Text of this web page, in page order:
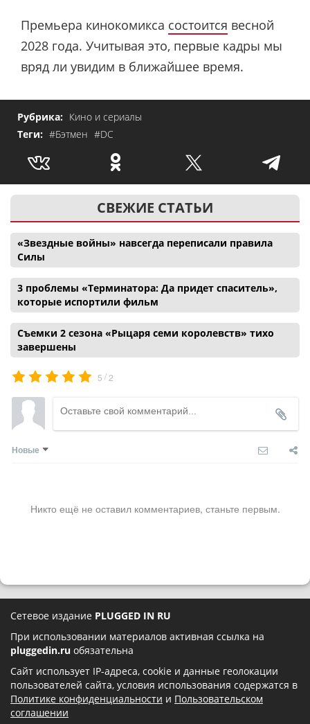
Премьера кинокомикса состоится весной
2028 года. Учитывая это, первые кадры мы
вряд ли увидим в ближайшее время.
Рубрика: Кино и сериалы
Теги: #Бэтмен #DC
СВЕЖИЕ СТАТЬИ
«Звездные войны» навсегда переписали правила
Силы
3 проблемы «Терминатора: Да придет спаситель»,
которые испортили фильм
Съемки 2 сезона «Рыцаря семи королевств» тихо
завершены
5 /2
Новые
Никто ещё не оставил комментариев, станьте первым.
Сетевое издание PLUGGED IN RU
При использовании материалов активная ссылка на
pluggedin.ru обязательна
Сайт использует IP-адреса, cookie и данные геолокации
пользователей сайта, условия использования содержатся в
Политике конфиденциальности и Пользовательском
соглашении